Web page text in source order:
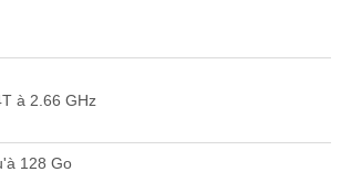
à 2.66 GHz
128 Go